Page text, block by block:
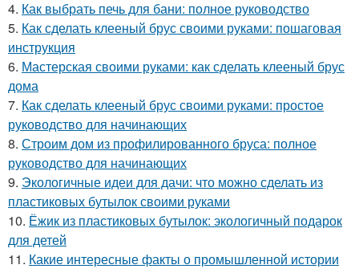
4. Как выбрать печь для бани: полное руководство
5. Как сделать клееный брус своими руками: пошаговая
инструкция
6. Мастерская своими руками: как сделать клееный брус
дома
7. Как сделать клееный брус своими руками: простое
руководство для начинающих
8. Строим дом из профилированного бруса: полное
руководство для начинающих
9. Экологичные идеи для дачи: что можно сделать из
пластиковых бутылок своими руками
10. Ёжик из пластиковых бутылок: экологичный подарок
для детей
11. Какие интересные факты о промышленной истории